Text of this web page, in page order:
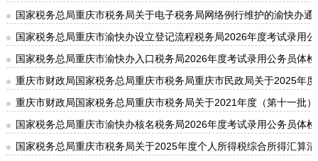
国家税务总局重庆市税务局关于电子税务局网络例行维护的渝快办通
国家税务总局重庆市渝快办设立登记流程税务局2026年度考试录用
国家税务总局重庆市渝快办入口税务局2026年度考试录用公务员体
重庆市财政局国家税务总局重庆市税务局重庆市民政局关于2025年
重庆市财政局国家税务总局重庆市税务局关于2021年度（第十一批
国家税务总局重庆市渝快办核名税务局2026年度考试录用公务员体
国家税务总局重庆市税务局关于2025年度个人所得税综合所得汇算